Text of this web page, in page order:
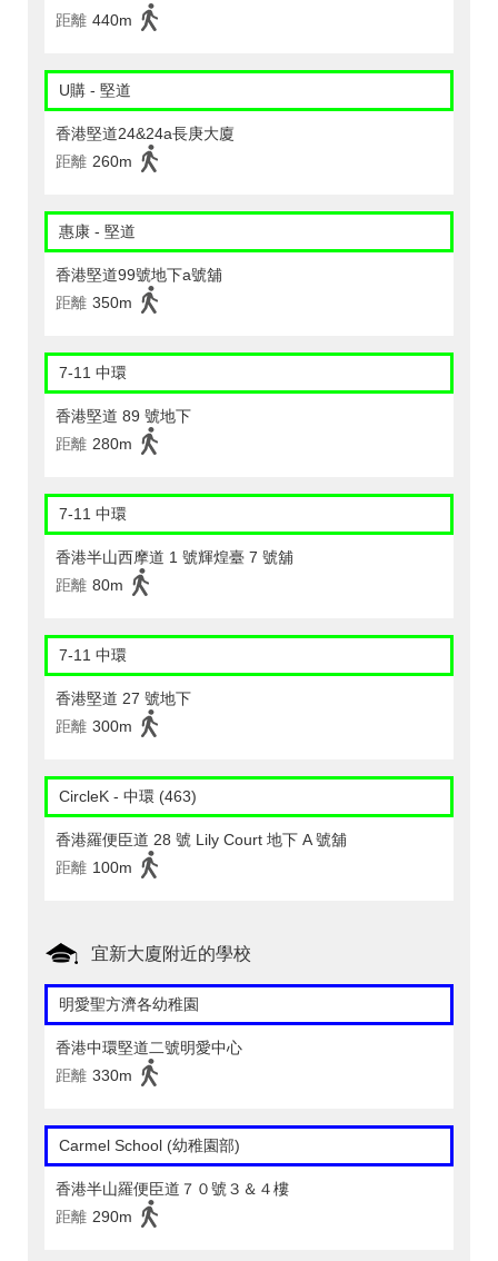
距離 440m
U購 - 堅道
香港堅道24&24a長庚大廈
距離 260m
惠康 - 堅道
香港堅道99號地下a號舖
距離 350m
7-11 中環
香港堅道 89 號地下
距離 280m
7-11 中環
香港半山西摩道 1 號輝煌臺 7 號舖
距離 80m
7-11 中環
香港堅道 27 號地下
距離 300m
CircleK - 中環 (463)
香港羅便臣道 28 號 Lily Court 地下 A 號舖
距離 100m
宜新大廈附近的學校
明愛聖方濟各幼稚園
香港中環堅道二號明愛中心
距離 330m
Carmel School (幼稚園部)
香港半山羅便臣道７０號３＆４樓
距離 290m